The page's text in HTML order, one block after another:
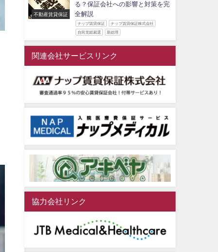
不動産賃貸保証
る？保証会社への影響と対策を完
全解説
ナップ賃貸保証 ナップ賃貸保証株式会社
自民党総裁選 新総理
関連会社サービスリンク
協力会社リンク